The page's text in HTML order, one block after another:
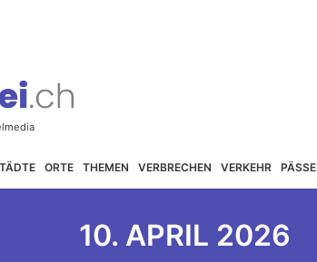
ORTE THEMEN VERBRECHEN VERKEHR PÄSSE
10. APRIL 2026